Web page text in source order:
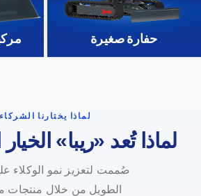
حفارة صغيرة
لماذا يختارنا الشركاء
لماذا تُعد «ريبا»
صُممت لتعزيز نمو الوكلاء
الطويل من خلال منتجات